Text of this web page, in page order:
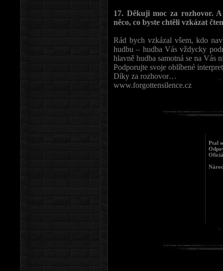
17. Děkuji moc za rozhovor.
něco, co byste chtěli vzkázat
Rád bych vzkázal všem, kdo
hudbu – hudba Vás vždycky
hlavně hudba samotná se na Vás
Podporujte svoje oblíbené
Díky za rozhovor…
www.forgottensilence.cz
Ptal